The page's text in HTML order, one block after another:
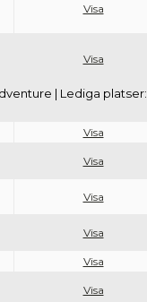
Visa
Visa
| Lediga platser:
Visa
Visa
Visa
Visa
Visa
Visa